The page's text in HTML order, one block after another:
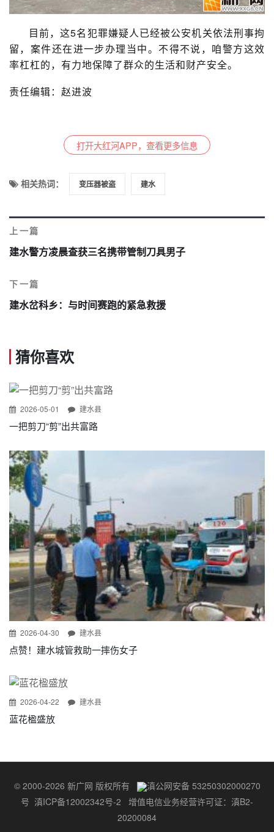
目前，这5名犯罪嫌疑人已经被公安机关依法刑事拘
留，案件还在进一步办理当中。不得不说，咱警方这效
率杠杠的，有力地保障了群众的生活和财产安全。
责任编辑：赵进波
打开大红河APP，查看更多信息
相关热词： 变压器被盗 建水
上一篇
建水警方凌晨查获三名携带管制刀具男子
下一篇
建水岔科乡：与时间赛跑的紧急救援
猜你喜欢
2026-05-01 建水县
一把剪刀“剪”出共富路
2026-04-30 建水县
点赞！建水城管救助一摔伤女子
2026-04-22 建水县
蓝花楹盛放
© 2000-2026 新广网 版权所有
滇公网安备 53250302000270
号 滇ICP备12002342号-2 增值电信业务经营许可证：滇B2-
20200084